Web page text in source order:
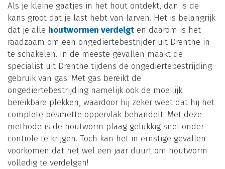
Als je kleine gaatjes in het hout ontdekt, dan is de
kans groot dat je last hebt van larven. Het is belangrijk
dat je alle houtwormen verdelgten daarom is het
raadzaam om een ongediertebestrijder uit Drenthe in
te schakelen. In de meeste gevallen maakt de
specialist uit Drenthe tijdens de ongediertebestrijding
gebruik van gas. Met gas bereikt de
ongediertebestrijding namelijk ook de moeilijk
bereikbare plekken, waardoor hij zeker weet dat hij het
complete besmette oppervlak behandelt. Met deze
methode is de houtworm plaag gelukkig snel onder
controle te krijgen. Toch kan het in ernstige gevallen
voorkomen dat het wel een jaar duurt om houtworm
volledig te verdelgen!